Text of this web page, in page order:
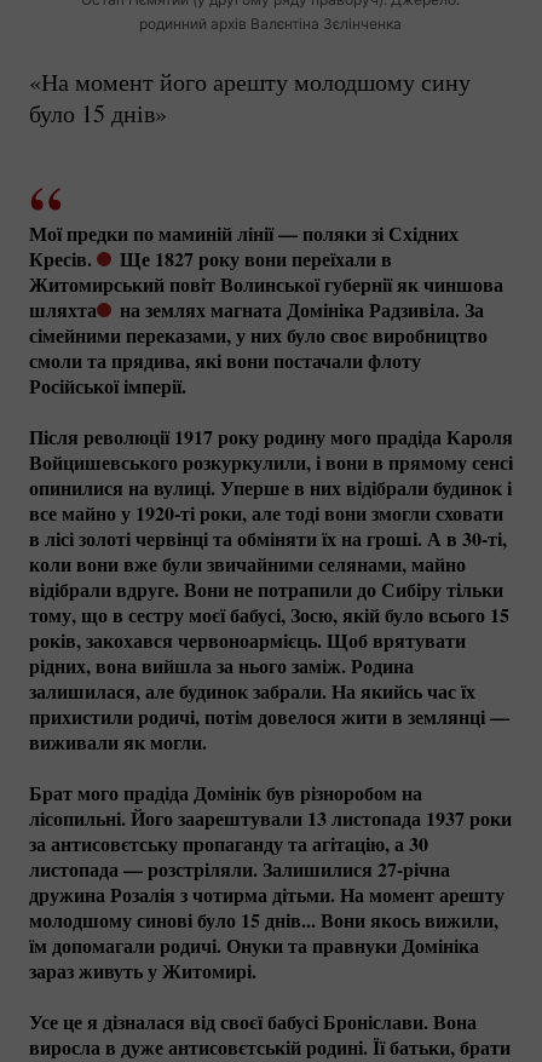
родинний архів Валєнтіна Зєлінченка
«На момент його арешту молодшому сину
було 15 днів»
Мої предки по маминій лінії — поляки зі Східних
Кресів.
Ще 1827 року вони переїхали в
Житомирський повіт Волинської губернії як чиншова
шляхта
на землях магната Домініка Радзивіла. За
сімейними переказами, у них було своє виробництво
смоли та прядива, які вони постачали флоту
Російської імперії.
Після революції 1917 року родину мого прадіда Кароля
Войцишевського розкуркулили, і вони в прямому сенсі
опинилися на вулиці. Уперше в них відібрали будинок і
все майно у 1920-тіроки, але тоді вони змогли сховати
в лісі золоті червінці та обміняти їх на гроші. А в 30-ті,
коли вони вже були звичайними селянами, майно
відібрали вдруге. Вони не потрапили до Сибіру тільки
тому, що в сестру моєї бабусі, Зосю, якій було всього 15
років, закохався червоноармієць. Щоб врятувати
рідних, вона вийшла за нього заміж. Родина
залишилася, але будинок забрали. На якийсь час їх
прихистили родичі, потім довелося жити в землянці —
виживали як могли.
Брат мого прадіда Домінік був різноробом на
лісопильні. Його заарештували 13 листопада 1937 роки
за антисовєтську пропаганду та агітацію, а 30
листопада — розстріляли. Залишилися 27-річна
дружина Розалія з чотирма дітьми. На момент арешту
молодшому синові було 15 днів... Вони якось вижили,
їм допомагали родичі. Онуки та правнуки Домініка
зараз живуть у Житомирі.
Усе це я дізналася від своєї бабусі Броніслави. Вона
виросла в дуже антисовєтській родині. Її батьки, брати